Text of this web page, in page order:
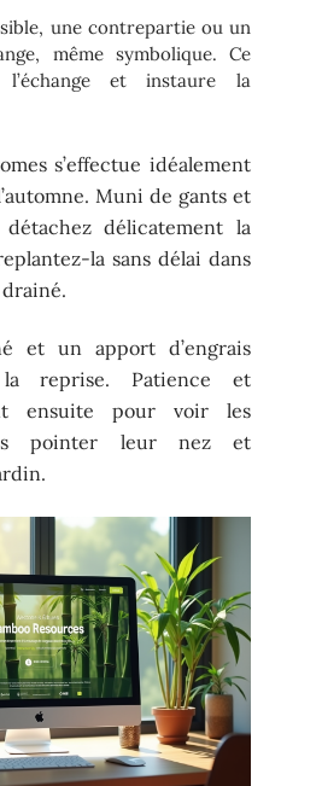
une contrepartie ou un
même symbolique. Ce
l’échange et instaure la
s’effectue idéalement
Muni de gants et
délicatement la
la sans délai dans
et un apport d’engrais
reprise. Patience et
ensuite pour voir les
pointer leur nez et